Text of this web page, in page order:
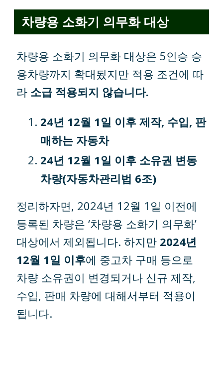
차량용 소화기 의무화 대상
차량용 소화기 의무화 대상은 5인승 승
용차량까지 확대됬지만 적용 조건에 따
라 소급 적용되지 않습니다.
24년 12월 1일 이후 제작, 수입, 판
매하는 자동차
24년 12월 1일 이후 소유권 변동
차량(자동차관리법 6조)
정리하자면, 2024년 12월 1일 이전에
등록된 차량은 ‘차량용 소화기 의무화’
대상에서 제외됩니다. 하지만 2024년
12월 1일 이후에 중고차 구매 등으로
차량 소유권이 변경되거나 신규 제작,
수입, 판매 차량에 대해서부터 적용이
됩니다.